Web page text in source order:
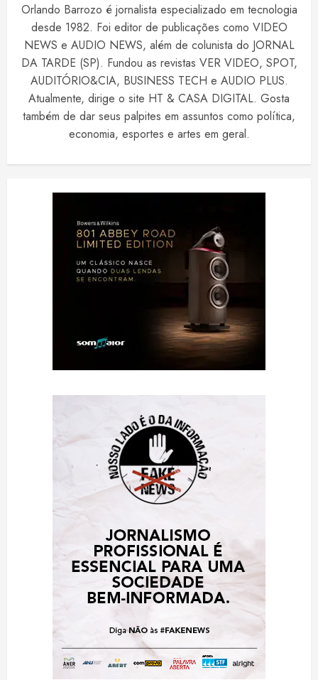
Orlando Barrozo é jornalista especializado em tecnologia
desde 1982. Foi editor de publicações como VIDEO
NEWS e AUDIO NEWS, além de colunista do JORNAL
DA TARDE (SP). Fundou as revistas VER VIDEO, SPOT,
AUDITÓRIO&CIA, BUSINESS TECH e AUDIO PLUS.
Atualmente, dirige o site HT & CASA DIGITAL. Gosta
também de dar seus palpites em assuntos como política,
economia, esportes e artes em geral.